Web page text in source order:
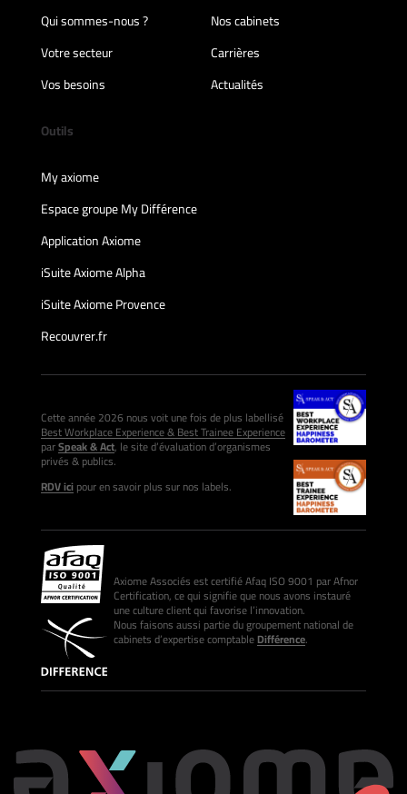
Qui sommes-nous ?
Nos cabinets
Votre secteur
Carrières
Vos besoins
Actualités
Outils
My axiome
Espace groupe My Différence
Application Axiome
iSuite Axiome Alpha
iSuite Axiome Provence
Recouvrer.fr
Cette année 2026 nous voit une fois de plus labellisé
Best Workplace Experience & Best Trainee Experience
parSpeak & Act, le site d’évaluation d’organismes
privés & publics.
RDV icipour en savoir plus sur nos labels.
Axiome Associés est certifié Afaq ISO 9001 par Afnor
Certification, ce qui signifie que nous avons instauré
une culture client qui favorise l’innovation.
Nous faisons aussi partie du groupement national de
cabinets d’expertise comptableDifférence.